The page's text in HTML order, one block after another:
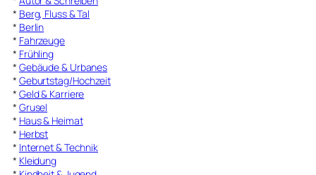
* Berg, Fluss & Tal
* Berlin
* Fahrzeuge
* Frühling
* Gebäude & Urbanes
* Geburtstag/Hochzeit
* Geld & Karriere
* Grusel
* Haus & Heimat
* Herbst
* Internet & Technik
* Kleidung